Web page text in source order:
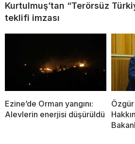
Kurtulmuş’tan “Terörsüz
teklifi imzası
Ezine’de Orman yangını:
Alevlerin enerjisi düşürüldü